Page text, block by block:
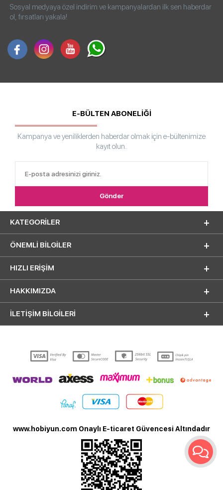
Sosyal medyaya özel indirim ve kampanyalardan ilk sen haberdar
ol, fırsatları yakala!
E-BÜLTEN ABONELİĞİ
Kampanya ve yeniliklerden haberdar olmak için e-bültenimize
kayıt olun.
KATEGORILER
ÖNEMLI BILGILER
HIZLI ERIŞIM
HAKKIMIZDA
İLETİŞİM BİLGİLERİ
www.hobiyun.com Onaylı E-ticaret Güvencesi Altındadır